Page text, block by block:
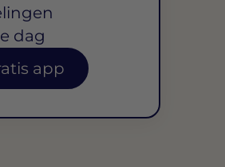
dag
app